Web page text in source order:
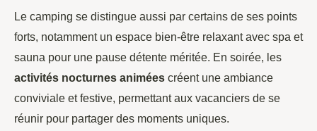
Le camping se distingue aussi par certains de ses points
forts, notamment un espace bien-être relaxant avec spa et
sauna pour une pause détente méritée. En soirée, les
activités nocturnes animées créent une ambiance
conviviale et festive, permettant aux vacanciers de se
réunir pour partager des moments uniques.